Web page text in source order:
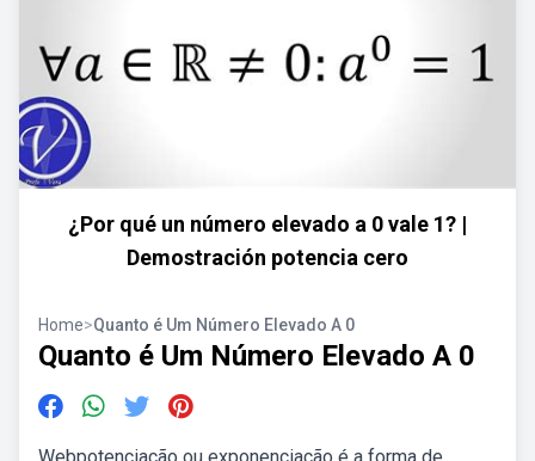
¿Por qué un número elevado a 0 vale 1? |
Demostración potencia cero
Home>Quanto é Um Número Elevado A 0
Quanto é Um Número Elevado A 0